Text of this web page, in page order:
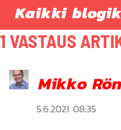
Kaikki
1 VASTAUS
Mikko
5.6.2021 08:35